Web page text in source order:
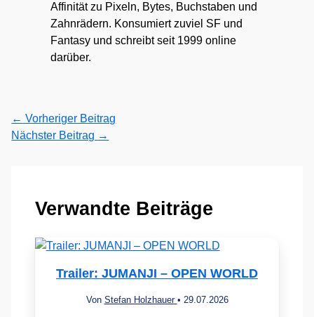
Affinität zu Pixeln, Bytes, Buchstaben und
Zahnrädern. Konsumiert zuviel SF und
Fantasy und schreibt seit 1999 online
darüber.
← Vorheriger Beitrag
Nächster Beitrag →
Verwandte Beiträge
Trailer: JUMANJI – OPEN WORLD
Von Stefan Holzhauer • 29.07.2026